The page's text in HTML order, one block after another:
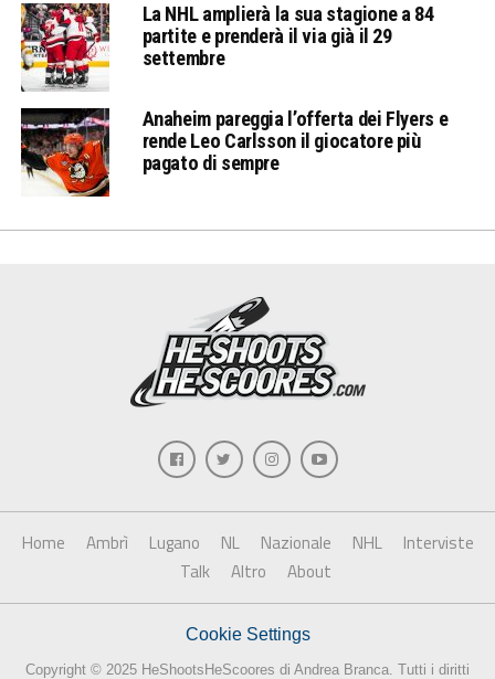
La NHL amplierà la sua stagione a 84
partite e prenderà il via già il 29
settembre
Anaheim pareggia l’offerta dei Flyers e
rende Leo Carlsson il giocatore più
pagato di sempre
Home Ambrì Lugano NL Nazionale NHL
Interviste
Talk
Altro About
Cookie Settings
Copyright © 2025 HeShootsHeScoores di Andrea Branca. Tutti i diritti